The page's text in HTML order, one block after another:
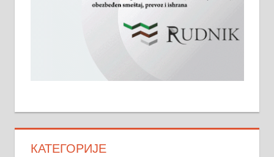
КАТЕГОРИЈЕ